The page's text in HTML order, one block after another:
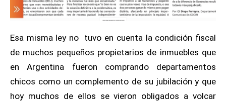
Esa misma ley no tuvo en cuenta la condición fiscal
de muchos pequeños propietarios de inmuebles que
en Argentina fueron comprando departamentos
chicos como un complemento de su jubilación y que
hoy muchos de ellos se vieron obligados a volcar